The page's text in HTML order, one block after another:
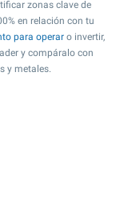
zonas clave de
en relación con tu
para operar o invertir,
y compáralo con
y metales.